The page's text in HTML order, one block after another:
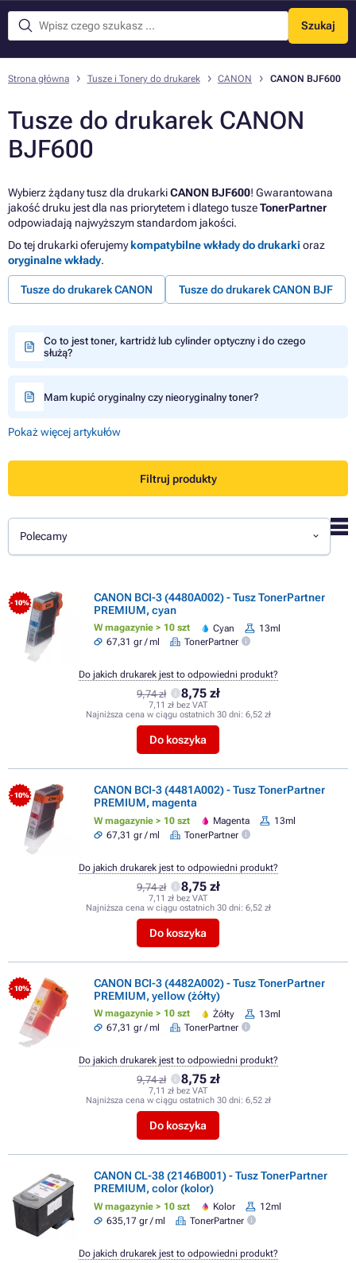
Szukaj
Menu
Strona główna Tusze i Tonery do drukarek CANON CANON BJF600
Tusze do drukarek CANON
BJF600
Wybierz żądany tusz dla drukarkiCANON BJF600! Gwarantowana
jakość druku jest dla nas priorytetem i dlatego tuszeTonerPartner
odpowiadają najwyższym standardom jakości.
Do tej drukarki oferujemykompatybilne wkłady do drukarki oraz
oryginalne wkłady.
Tusze do drukarek CANON Tusze do drukarek CANON BJF
Co to jest toner, kartridż lub cylinder optyczny i do czego
służą?
Mam kupić oryginalny czy nieoryginalny toner?
Pokaż więcej artykułów
Filtruj produkty
Polecamy
- 10%
CANON BCI-3 (4480A002) - Tusz TonerPartner
PREMIUM, cyan
W magazynie > 10 szt Cyan
13ml
67,31 gr / ml
TonerPartner
9,74 zł 8,75 zł
7,11 zł bez VAT
Najniższa cena w ciągu ostatnich 30 dni: 6,52 zł
Do koszyka
Do jakich drukarek jest to odpowiedni produkt?
- 10%
CANON BCI-3 (4481A002) - Tusz TonerPartner
PREMIUM, magenta
W magazynie > 10 szt Magenta
13ml
67,31 gr / ml
TonerPartner
9,74 zł 8,75 zł
7,11 zł bez VAT
Najniższa cena w ciągu ostatnich 30 dni: 6,52 zł
Do koszyka
Do jakich drukarek jest to odpowiedni produkt?
- 10%
CANON BCI-3 (4482A002) - Tusz TonerPartner
PREMIUM, yellow (żółty)
W magazynie > 10 szt Żółty
13ml
67,31 gr / ml
TonerPartner
9,74 zł 8,75 zł
7,11 zł bez VAT
Najniższa cena w ciągu ostatnich 30 dni: 6,52 zł
Do koszyka
Do jakich drukarek jest to odpowiedni produkt?
CANON CL-38 (2146B001) - Tusz TonerPartner
PREMIUM, color (kolor)
W magazynie > 10 szt Kolor
12ml
635,17 gr / ml
TonerPartner
Do jakich drukarek jest to odpowiedni produkt?